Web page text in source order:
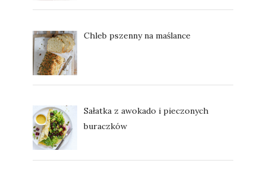
Chleb pszenny na maślance
Sałatka z awokado i pieczonych
buraczków